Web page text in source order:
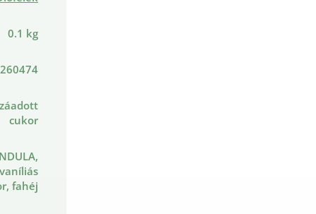
0.1 kg
cukor
fahéj